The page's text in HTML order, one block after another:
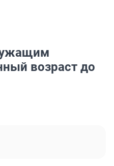
возраст до